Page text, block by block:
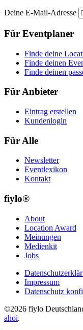
Deine E-Mail-Adresse
Für Eventplaner
Finde deine
Finde deinen
Finde deinen
Für Anbieter
Eintrag erstellen
Kundenlogin
Für Alle
Newsletter
Eventlexikon
Kontakt
fiylo®
About
Location Award
Meinungen
Medienkit
Jobs
Impressum
Datenschutz
©2026 fiylo
ahoi.